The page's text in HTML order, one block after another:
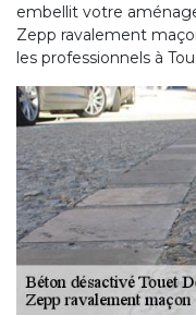
embellit votre
Zepp ravalement
les professionnels à